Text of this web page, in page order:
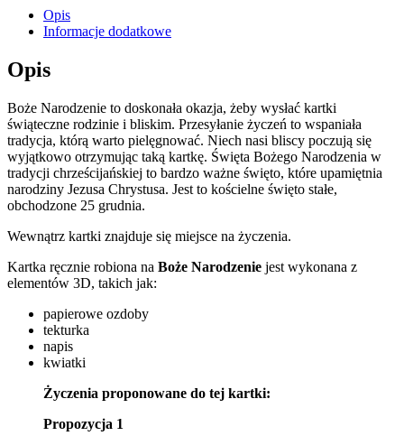
Opis
Informacje dodatkowe
Opis
Boże Narodzenie to doskonała okazja, żeby wysłać kartki
świąteczne rodzinie i bliskim. Przesyłanie życzeń to wspaniała
tradycja, którą warto pielęgnować. Niech nasi bliscy poczują się
wyjątkowo otrzymując taką kartkę. Święta Bożego Narodzenia w
tradycji chrześcijańskiej to bardzo ważne święto, które upamiętnia
narodziny Jezusa Chrystusa. Jest to kościelne święto stałe,
obchodzone 25 grudnia.
Wewnątrz kartki znajduje się miejsce na życzenia.
Kartka ręcznie robiona na Boże Narodzenie jest wykonana z
elementów 3D, takich jak:
papierowe ozdoby
tekturka
napis
kwiatki
Życzenia proponowane do tej kartki:
Propozycja 1